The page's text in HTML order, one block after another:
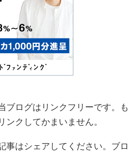
ブログはリンクフリーです。も
ンクしてかまいません。
事はシェアしてください。ブロ